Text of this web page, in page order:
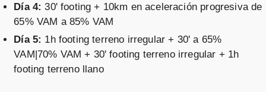
Día 4: 30' footing + 10km en aceleración progresiva de
65% VAM a 85% VAM
Día 5: 1h footing terreno irregular + 30' a 65%
VAM|70% VAM + 30' footing terreno irregular + 1h
footing terreno llano